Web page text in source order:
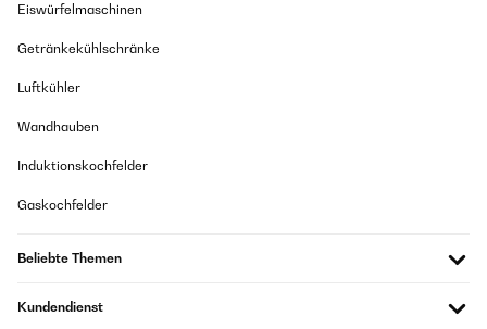
Eiswürfelmaschinen
Getränkekühlschränke
Luftkühler
Wandhauben
Induktionskochfelder
Gaskochfelder
Beliebte Themen
Kundendienst